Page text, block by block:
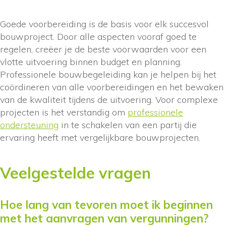
Goede voorbereiding is de basis voor elk succesvol
bouwproject. Door alle aspecten vooraf goed te
regelen, creëer je de beste voorwaarden voor een
vlotte uitvoering binnen budget en planning.
Professionele bouwbegeleiding kan je helpen bij het
coördineren van alle voorbereidingen en het bewaken
van de kwaliteit tijdens de uitvoering. Voor complexe
projecten is het verstandig om professionele
ondersteuning in te schakelen van een partij die
ervaring heeft met vergelijkbare bouwprojecten.
Veelgestelde vragen
Hoe lang van tevoren moet ik beginnen
met het aanvragen van vergunningen?